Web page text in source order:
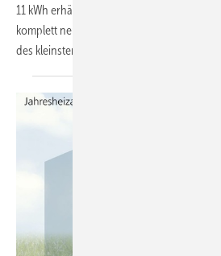
11 kWh erhältlich und basiert auf der
komplett neuartiger Leistungselektronik.
des kleinsten Speichers (4,4